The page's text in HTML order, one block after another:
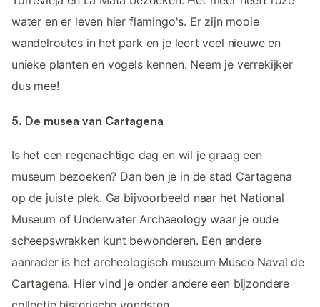
water en er leven hier flamingo's. Er zijn mooie
wandelroutes in het park en je leert veel nieuwe en
unieke planten en vogels kennen. Neem je verrekijker
dus mee!
5. De musea van Cartagena
Is het een regenachtige dag en wil je graag een
museum bezoeken? Dan ben je in de stad Cartagena
op de juiste plek. Ga bijvoorbeeld naar het National
Museum of Underwater Archaeology waar je oude
scheepswrakken kunt bewonderen. Een andere
aanrader is het archeologisch museum Museo Naval de
Cartagena. Hier vind je onder andere een bijzondere